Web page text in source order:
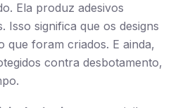
Ela produz adesivos
Isso significa que os designs
que foram criados. E ainda,
contra desbotamento,